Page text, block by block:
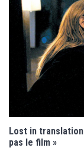
Lost in
pas le film »